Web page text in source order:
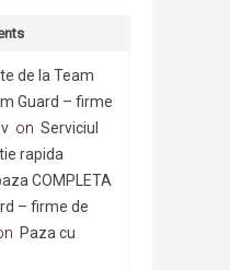
de la Team
Guard – firme
on Serviciul
rapida
COMPLETA
– firme de
Paza cu